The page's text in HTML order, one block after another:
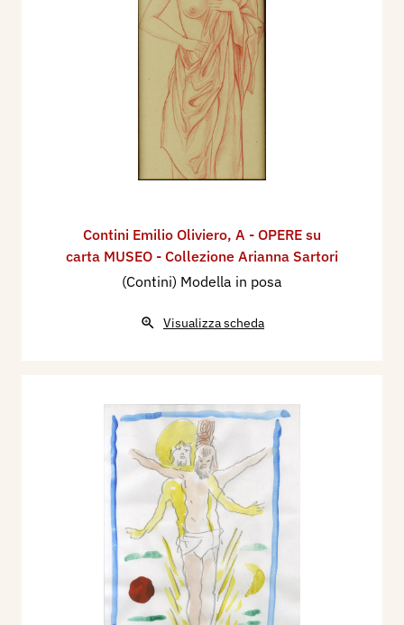
Contini Emilio Oliviero, A - OPERE su
carta MUSEO - Collezione Arianna Sartori
(Contini) Modella in posa
Visualizza scheda